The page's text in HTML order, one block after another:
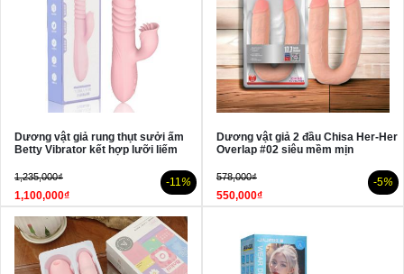
Dương vật giả rung thụt sưởi ấm
Betty Vibrator kết hợp lưỡi liếm
1,235,000₫
1,100,000₫
-11%
Dương vật giả 2 đầu Chisa Her-Her
Overlap #02 siêu mềm mịn
578,000₫
550,000₫
-5%